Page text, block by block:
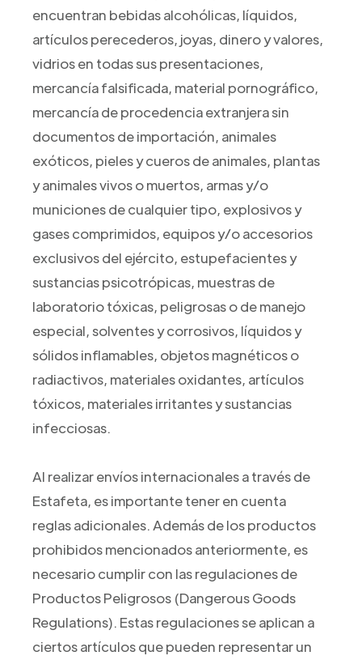
encuentran bebidas alcohólicas, líquidos,
artículos perecederos, joyas, dinero y valores,
vidrios en todas sus presentaciones,
mercancía falsificada, material pornográfico,
mercancía de procedencia extranjera sin
documentos de importación, animales
exóticos, pieles y cueros de animales, plantas
y animales vivos o muertos, armas y/o
municiones de cualquier tipo, explosivos y
gases comprimidos, equipos y/o accesorios
exclusivos del ejército, estupefacientes y
sustancias psicotrópicas, muestras de
laboratorio tóxicas, peligrosas o de manejo
especial, solventes y corrosivos, líquidos y
sólidos inflamables, objetos magnéticos o
radiactivos, materiales oxidantes, artículos
tóxicos, materiales irritantes y sustancias
infecciosas.
Al realizar envíos internacionales a través de
Estafeta, es importante tener en cuenta
reglas adicionales. Además de los productos
prohibidos mencionados anteriormente, es
necesario cumplir con las regulaciones de
Productos Peligrosos (Dangerous Goods
Regulations). Estas regulaciones se aplican a
ciertos artículos que pueden representar un